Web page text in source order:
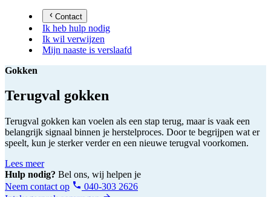
Contact
Ik heb hulp nodig
Ik wil verwijzen
Mijn naaste is verslaafd
Gokken
Terugval gokken
Terugval gokken kan voelen als een stap terug, maar is vaak een
belangrijk signaal binnen je herstelproces. Door te begrijpen wat er
speelt, kun je sterker verder en een nieuwe terugval voorkomen.
Lees meer
Hulp nodig? Bel ons, wij helpen je
Neem contact op
040-303 2626